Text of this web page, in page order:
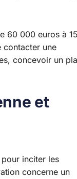
60 000 euros à
contacter une
concevoir un
et
pour inciter les
concerne un